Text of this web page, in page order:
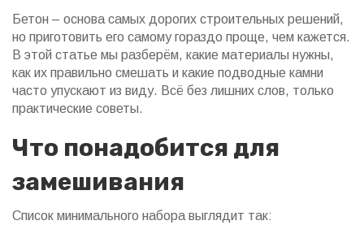
Бетон – основа самых дорогих строительных решений,
но приготовить его самому гораздо проще, чем кажется.
В этой статье мы разберём, какие материалы нужны,
как их правильно смешать и какие подводные камни
часто упускают из виду. Всё без лишних слов, только
практические советы.
Что понадобится для
замешивания
Список минимального набора выглядит так: